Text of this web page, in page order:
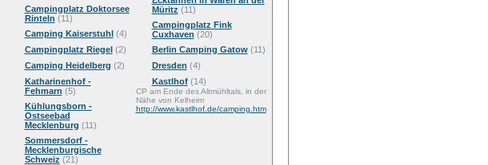
Campingplatz Doktorsee
Rinteln (11)
Camping Kaiserstuhl(4)
Campingplatz Riegel(2)
Camping Heidelberg (2)
Katharinenhof -
Fehmarn (5)
Kühlungsborn -
Ostseebad
Mecklenburg (11)
Sommersdorf -
Mecklenburgische
Schweiz (21)
Müritz (11)
Campingplatz Fink
Cuxhaven (20)
Berlin Camping Gatow(11)
Dresden (4)
Kastlhof(14)
CP am Ende des Altmühltals, in der
Nähe von Kelheim
http://www.kastlhof.de/camping.htm